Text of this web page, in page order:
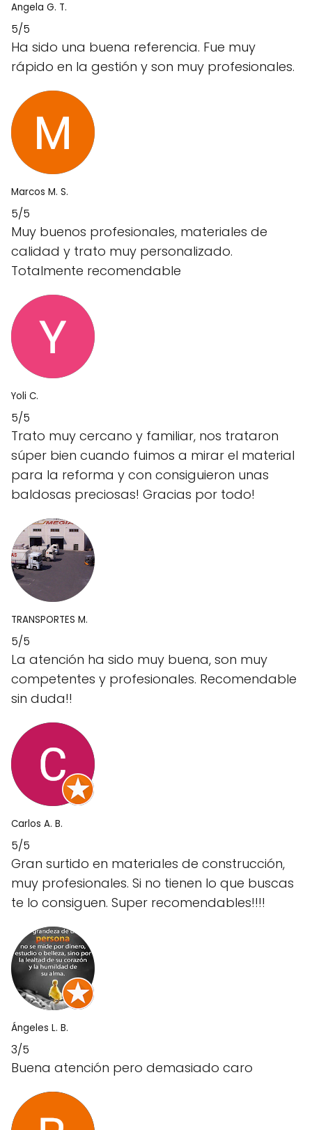
Angela G. T.
5/5
Ha sido una buena referencia. Fue muy
rápido en la gestión y son muy profesionales.
Marcos M. S.
5/5
Muy buenos profesionales, materiales de
calidad y trato muy personalizado.
Totalmente recomendable
Yoli C.
5/5
Trato muy cercano y familiar, nos trataron
súper bien cuando fuimos a mirar el material
para la reforma y con consiguieron unas
baldosas preciosas! Gracias por todo!
TRANSPORTES M.
5/5
La atención ha sido muy buena, son muy
competentes y profesionales. Recomendable
sin duda!!
Carlos A. B.
5/5
Gran surtido en materiales de construcción,
muy profesionales. Si no tienen lo que buscas
te lo consiguen. Super recomendables!!!!
Ángeles L. B.
3/5
Buena atención pero demasiado caro